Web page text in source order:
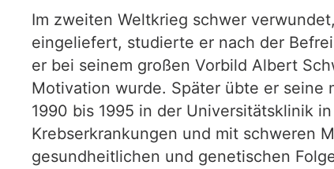
Im zweiten Weltkrieg schwer
eingeliefert, studierte er nach der
er bei seinem großen Vorbild Albert
Motivation wurde. Später übte er seine
1990 bis 1995 in der Universitätsklinik
Krebserkrankungen und mit schweren
gesundheitlichen und genetischen